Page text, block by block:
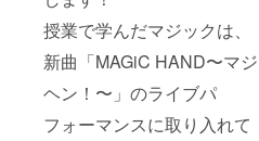
授業で学んだマジックは、
新曲「MAGiC HAND〜マジ
ヘン！〜」のライブパ
フォーマンスに取り入れて